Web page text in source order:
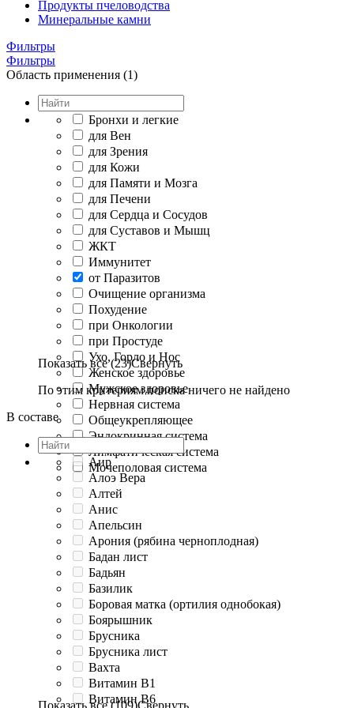
Продукты пчеловодства
Минеральные камни
Фильтры
Фильтры
Область применения (1)
Бронхи и легкие
для Вен
для Зрения
для Кожи
для Памяти и Мозга
для Печени
для Сердца и Сосудов
для Суставов и Мышц
ЖКТ
Иммунитет
от Паразитов
Очищение организма
Похудение
при Онкологии
при Простуде
Ухо, Горло и Нос
Женское здоровье
Мужское здоровье
Нервная система
Общеукрепляющее
Эндокринная система
Лимфатическая система
Мочеполовая система
Показать все (23)Свернуть
По этим критериям поиска ничего не найдено
В составе
Аир
Алоэ Вера
Алтей
Анис
Апельсин
Арония (рябина черноплодная)
Бадан лист
Бадьян
Базилик
Боровая матка (ортилия однобокая)
Боярышник
Брусника
Брусника лист
Вахта
Витамин B1
Витамин B6
Показать все (109)Свернуть